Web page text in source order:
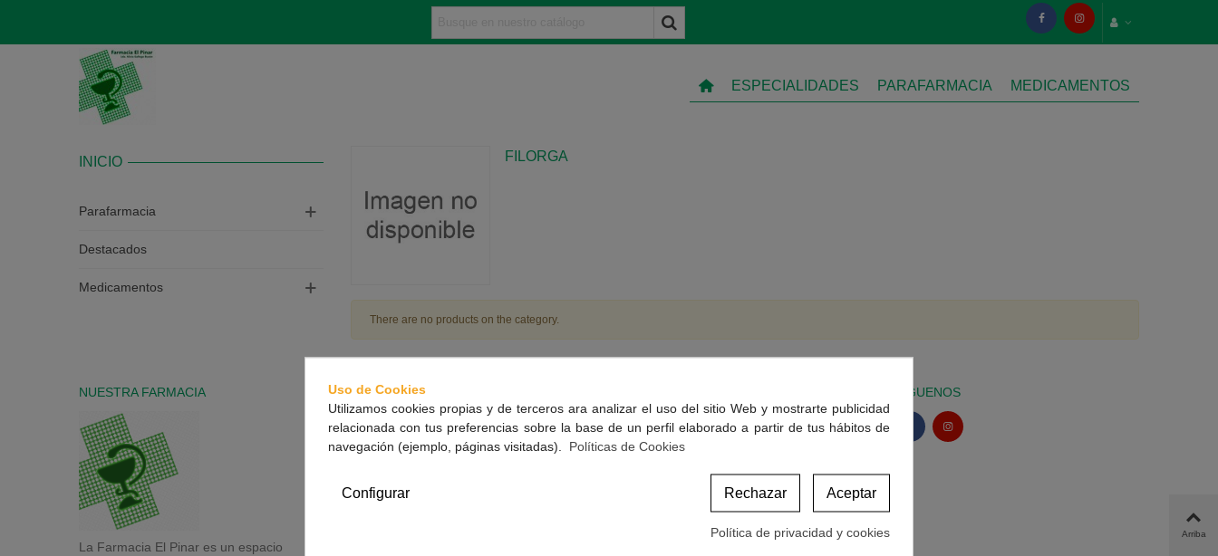
ESPECIALIDADES PARAFARMACIA MEDICAMENTOS
INICIO
Parafarmacia
Destacados
Medicamentos
FILORGA
There are no products on the category.
NUESTRA FARMACIA
La Farmacia El Pinar es un espacio
CONTACTO
Politicas de Cookies
Términos y condiciones de compra
SÍGUENOS
Arriba
Uso de Cookies
Utilizamos cookies propias y de terceros ara analizar el uso del sitio Web y mostrarte publicidad
relacionada con tus preferencias sobre la base de un perfil elaborado a partir de tus hábitos de
navegación (ejemplo, páginas visitadas). Políticas de Cookies
Aceptar
Rechazar
Configurar
Política de privacidad y cookies